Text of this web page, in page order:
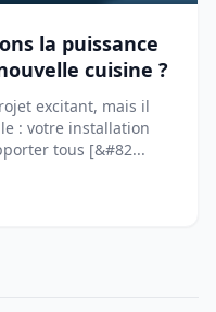
la puissance
cuisine ?
excitant, mais il
: votre installation
tous [&#82...